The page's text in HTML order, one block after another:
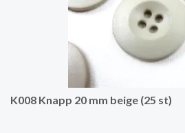
K008 Knapp 20 mm beige (25 st)